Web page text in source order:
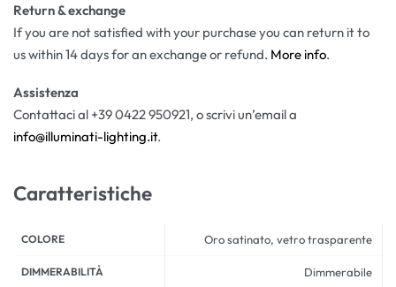
Return & exchange
If you are not satisfied with your purchase you can return it to
us within 14 days for an exchange or refund. More info.
Assistenza
Contattaci al +39 0422 950921, o scrivi un’email a
info@illuminati-lighting.it.
Caratteristiche
COLORE Oro satinato, vetro trasparente
DIMMERABILITÀ Dimmerabile